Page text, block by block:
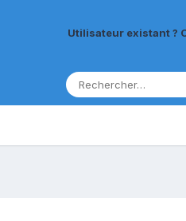
Utilisateur existant ?